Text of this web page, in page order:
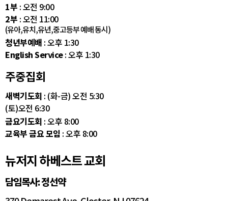
1부 : 오전 9:00
2부 : 오전 11:00
(유아,유치,유년,중고등부 예배 동시)
청년부예배 : 오후 1:30
English Service: 오후 1:30
주중집회
새벽기도회 : (화-금) 오전 5:30
(토)오전 6:30
금요기도회 : 오후 8:00
교육부 금요 모임 : 오후 8:00
뉴저지 하베스트 교회
담임목사: 정선약